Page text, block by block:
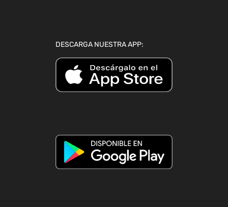
DESCARGA NUESTRA APP: